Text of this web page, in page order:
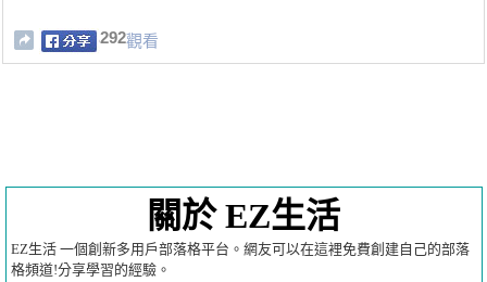
292觀看
關於 EZ生活
EZ生活 一個創新多用戶部落格平台。網友可以在這裡免費創建自己的部落
格頻道!分享學習的經驗。